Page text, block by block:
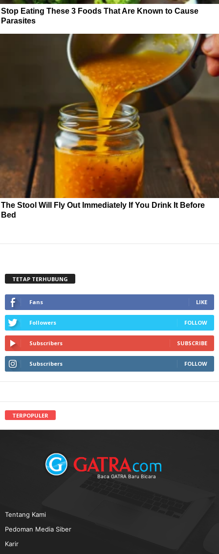
Stop Eating These 3 Foods That Are Known to Cause
Parasites
The Stool Will Fly Out Immediately If You Drink It Before
Bed
TETAP TERHUBUNG
Fans LIKE
Followers FOLLOW
Subscribers SUBSCRIBE
Subscribers FOLLOW